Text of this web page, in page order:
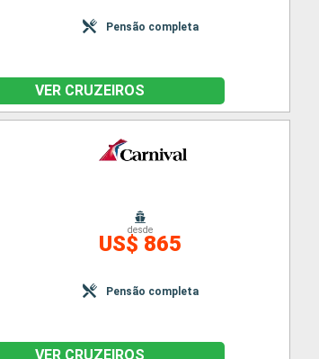
Pensão completa
VER CRUZEIROS
desde
US$ 865
Pensão completa
VER CRUZEIROS